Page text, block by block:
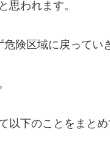
思われます。
険区域に戻ってい
下のことをまとめ